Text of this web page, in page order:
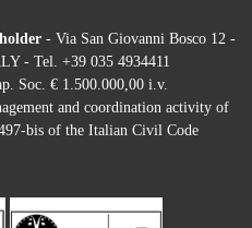
- Via San Giovanni Bosco 12 -
- Tel. +39 035 4934411
Soc. € 1.500.000,00 i.v.
and coordination activity of
bis of the Italian Civil Code